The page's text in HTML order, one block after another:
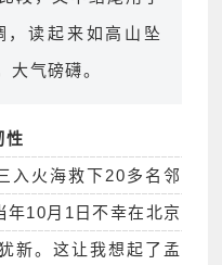
，读起来如高山坠
大气磅礴。
性
入火海救下20多名邻
年10月1日不幸在北京
新。这让我想起了孟